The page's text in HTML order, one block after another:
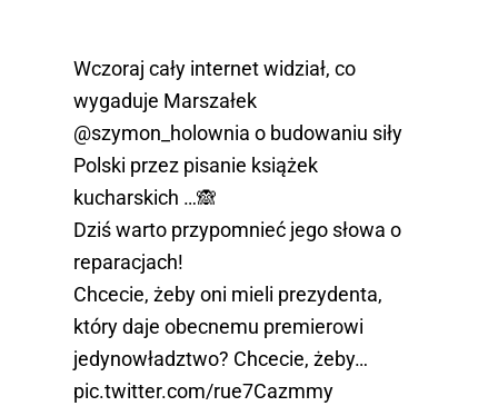
Wczoraj cały internet widział, co
wygaduje Marszałek
@szymon_holownia o budowaniu siły
Polski przez pisanie książek
kucharskich …🙈
Dziś warto przypomnieć jego słowa o
reparacjach!
Chcecie, żeby oni mieli prezydenta,
który daje obecnemu premierowi
jedynowładztwo? Chcecie, żeby…
pic.twitter.com/rue7Cazmmy